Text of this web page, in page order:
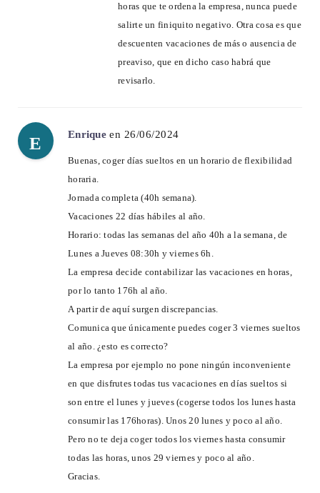
horas que te ordena la empresa, nunca puede
salirte un finiquito negativo. Otra cosa es que
descuenten vacaciones de más o ausencia de
preaviso, que en dicho caso habrá que
revisarlo.
E Enrique en 26/06/2024
Buenas, coger días sueltos en un horario de flexibilidad
horaria.
Jornada completa (40h semana).
Vacaciones 22 días hábiles al año.
Horario: todas las semanas del año 40h a la semana, de
Lunes a Jueves 08:30h y viernes 6h.
La empresa decide contabilizar las vacaciones en horas,
por lo tanto 176h al año.
A partir de aquí surgen discrepancias.
Comunica que únicamente puedes coger 3 viernes sueltos
al año. ¿esto es correcto?
La empresa por ejemplo no pone ningún inconveniente
en que disfrutes todas tus vacaciones en días sueltos si
son entre el lunes y jueves (cogerse todos los lunes hasta
consumir las 176horas). Unos 20 lunes y poco al año.
Pero no te deja coger todos los viernes hasta consumir
todas las horas, unos 29 viernes y poco al año.
Gracias.